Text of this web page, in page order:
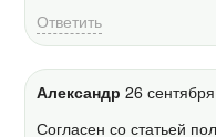
Ответить
Александр 26
Согласен со статьей